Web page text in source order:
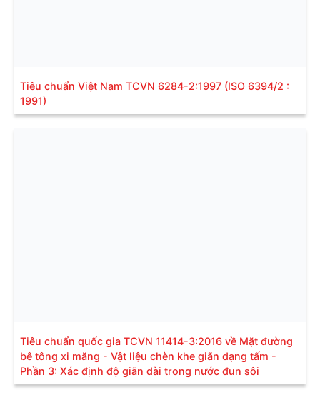
Tiêu chuẩn Việt Nam TCVN 6284-2:1997 (ISO 6394/2 :
1991)
Tiêu chuẩn quốc gia TCVN 11414-3:2016 về Mặt đường
bê tông xi măng - Vật liệu chèn khe giãn dạng tấm -
Phần 3: Xác định độ giãn dài trong nước đun sôi